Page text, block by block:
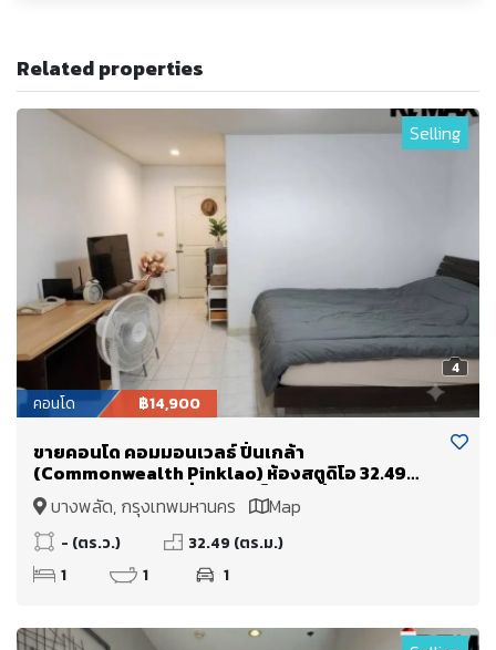
Related properties
4
Selling
คอนโด ฿14,900
ขายคอนโด คอมมอนเวลธ์ ปิ่นเกล้า
(Commonwealth Pinklao) ห้องสตูดิโอ 32.49
ตร.ม. ติด MRT บางยี่ขัน ใกล้เซ็นทรัล ปิ่นเกล้า ศิริราช
บางพลัด จรัญสนิทวงศ์
บางพลัด, กรุงเทพมหานคร Map
- (ตร.ว.)
32.49 (ตร.ม.)
1
1 1